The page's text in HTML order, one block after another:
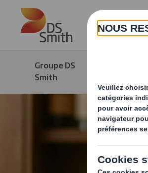
Skip to main content
Groupe DS
Smith